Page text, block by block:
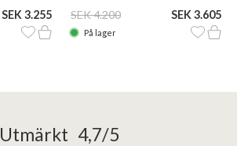
SEK 3.255 SEK 4.200 SEK 3.605
På lager
Utmärkt 4,7/5